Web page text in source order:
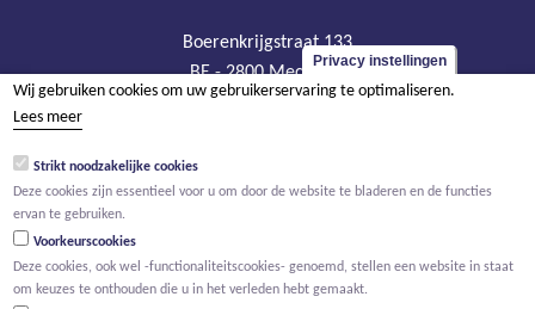
Boerenkrijgstraat 133
BE - 2800 Mechelen
tel +32 15 569 965
BTW BE 0466.256.432
Privacy instellingen
Wij gebruiken cookies om uw gebruikerservaring te optimaliseren.
Lees meer
Strikt noodzakelijke cookies
Deze cookies zijn essentieel voor u om door de website te bladeren en de functies
ervan te gebruiken.
Voorkeurscookies
Deze cookies, ook wel -functionaliteitscookies- genoemd, stellen een website in staat
om keuzes te onthouden die u in het verleden hebt gemaakt.